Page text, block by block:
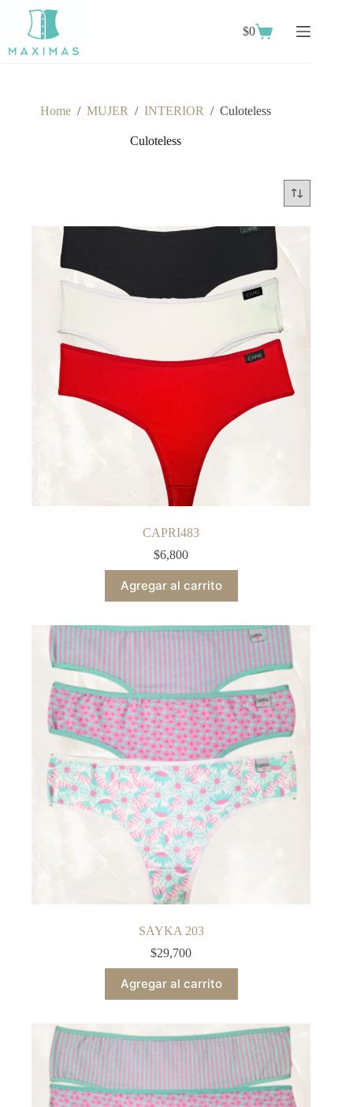
content
Shopping
$0
Home / MUJER / INTERIOR / Culoteless
Culoteless
CAPRI483
$6,800
Agregar al carrito
SAYKA 203
$29,700
Agregar al carrito